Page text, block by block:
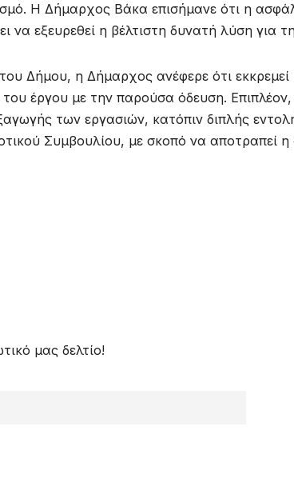
Η Δήμαρχος Βάκα επισήμανε ότι η
να εξευρεθεί η βέλτιστη δυνατή λύση για
Δήμου, η Δήμαρχος ανέφερε ότι
έργου με την παρούσα όδευση.
των εργασιών, κατόπιν διπλής
Συμβουλίου, με σκοπό να αποτραπεί η
μας δελτίο!